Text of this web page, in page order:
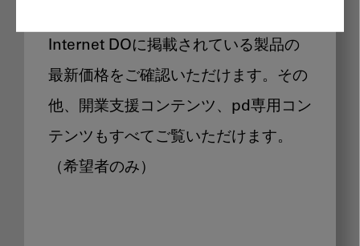
Internet DOに掲載されている製品の
最新価格をご確認いただけます。その
他、開業支援コンテンツ、pd専用コン
テンツもすべてご覧いただけます。
（希望者のみ）